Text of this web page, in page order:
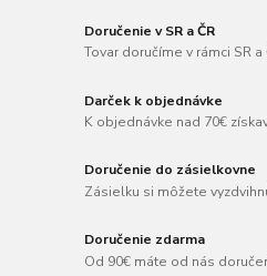
Doručenie v SR a ČR
Tovar doručíme v rámci SR a
Darček k objednávke
K objednávke nad 70€
Doručenie do zásielkovne
Zásielku si môžete
Doručenie zdarma
Od 90€ máte od nás